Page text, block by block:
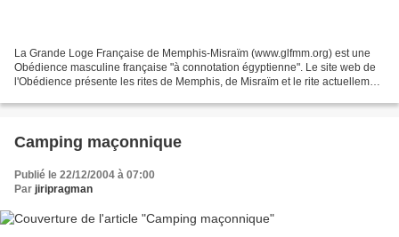
La Grande Loge Française de Memphis-Misraïm (www.glfmm.org) est une
Obédience masculine française "à connotation égyptienne". Le site web de
l'Obédience présente les rites de Memphis, de Misraïm et le rite actuellement
Camping maçonnique
Publié le 22/12/2004 à 07:00
Par jiripragman